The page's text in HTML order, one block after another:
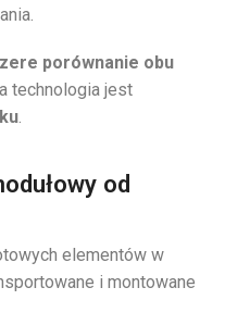
porównanie obu
technologia jest
od
elementów w
i montowane